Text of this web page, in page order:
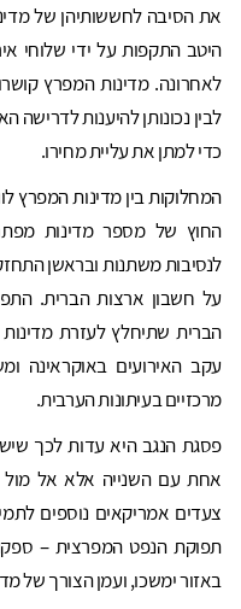
את הסיבה לחששותיהן של
היטב התקפות על ידי שלוחי
לאחרונה. מדינות המפרץ
לבין נכונותן להיענות
כדי למתן את עליית מחירו.
המחלוקות בין מדינות המפרץ
החוץ של מספר מדינות
לנסיבות משתנות ובראשן
על חשבון ארצות הברית.
הברית שתיחלץ לעזרת
עקב האירועים באוקראינה
מרכזיים בעיתונות הערבית.
פסגת הנגב היא עדות לכך
אחת עם השנייה אלא אל מול
צעדים אמריקאים נוספים
תפוקת הנפט המפרצית –
באזור ימשכו, ועמן הצורך של